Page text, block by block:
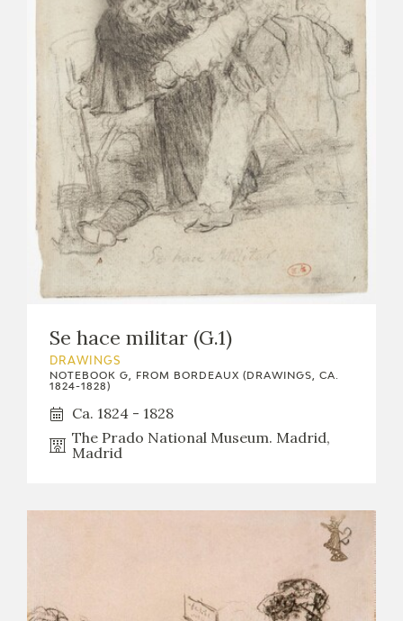
Se hace militar (G.1)
DRAWINGS
NOTEBOOK G, FROM BORDEAUX (DRAWINGS, CA.
1824-1828)
Ca. 1824 - 1828
The Prado National Museum. Madrid,
Madrid